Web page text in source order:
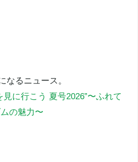
なるニュース。
見に行こう 夏号2026”〜ふれて
の魅力〜